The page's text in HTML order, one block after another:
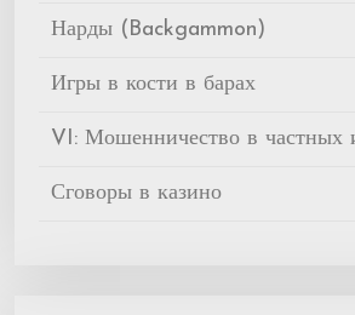
Нарды (Backgammon)
Игры в кости в барах
VI: Мошенничество в частных
Сговоры в казино